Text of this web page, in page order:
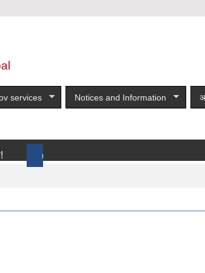
services Notices and Information